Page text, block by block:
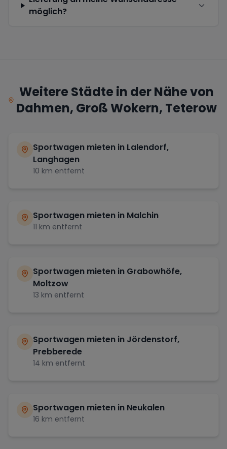
möglich?
Weitere Städte in der Nähe von
Dahmen, Groß Wokern, Teterow
Sportwagen mieten in Lalendorf,
Langhagen
10 km entfernt
Sportwagen mieten in Malchin
11 km entfernt
Sportwagen mieten in Grabowhöfe,
Moltzow
13 km entfernt
Sportwagen mieten in Jördenstorf,
Prebberede
14 km entfernt
Sportwagen mieten in Neukalen
16 km entfernt